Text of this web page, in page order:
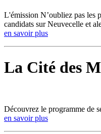
L'émission N’oubliez pas les
candidats sur Neuvecelle et
en savoir plus
La Cité des
Découvrez le programme de
en savoir plus